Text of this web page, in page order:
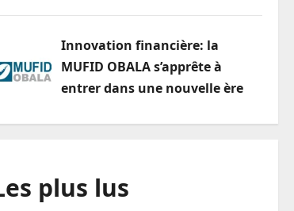
Innovation financière: la
MUFID OBALA s’apprête à
entrer dans une nouvelle ère
plus lus